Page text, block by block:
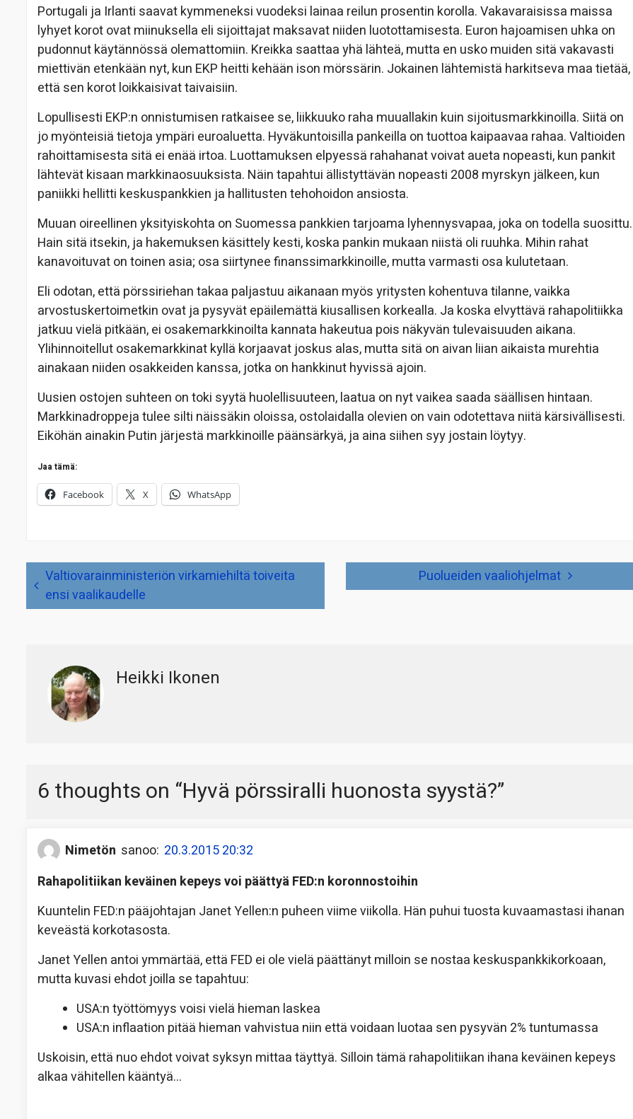
Portugali ja Irlanti saavat kymmeneksi vuodeksi lainaa reilun prosentin korolla. Vakavaraisissa maissa
lyhyet korot ovat miinuksella eli sijoittajat maksavat niiden luotottamisesta. Euron hajoamisen uhka on
pudonnut käytännössä olemattomiin. Kreikka saattaa yhä lähteä, mutta en usko muiden sitä vakavasti
miettivän etenkään nyt, kun EKP heitti kehään ison mörssärin. Jokainen lähtemistä harkitseva maa tietää,
että sen korot loikkaisivat taivaisiin.
Lopullisesti EKP:n onnistumisen ratkaisee se, liikkuuko raha muuallakin kuin sijoitusmarkkinoilla. Siitä on
jo myönteisiä tietoja ympäri euroaluetta. Hyväkuntoisilla pankeilla on tuottoa kaipaavaa rahaa. Valtioiden
rahoittamisesta sitä ei enää irtoa. Luottamuksen elpyessä rahahanat voivat aueta nopeasti, kun pankit
lähtevät kisaan markkinaosuuksista. Näin tapahtui ällistyttävän nopeasti 2008 myrskyn jälkeen, kun
paniikki hellitti keskuspankkien ja hallitusten tehohoidon ansiosta.
Muuan oireellinen yksityiskohta on Suomessa pankkien tarjoama lyhennysvapaa, joka on todella suosittu.
Hain sitä itsekin, ja hakemuksen käsittely kesti, koska pankin mukaan niistä oli ruuhka. Mihin rahat
kanavoituvat on toinen asia; osa siirtynee finanssimarkkinoille, mutta varmasti osa kulutetaan.
Eli odotan, että pörssiriehan takaa paljastuu aikanaan myös yritysten kohentuva tilanne, vaikka
arvostuskertoimetkin ovat ja pysyvät epäilemättä kiusallisen korkealla. Ja koska elvyttävä rahapolitiikka
jatkuu vielä pitkään, ei osakemarkkinoilta kannata hakeutua pois näkyvän tulevaisuuden aikana.
Ylihinnoitellut osakemarkkinat kyllä korjaavat joskus alas, mutta sitä on aivan liian aikaista murehtia
ainakaan niiden osakkeiden kanssa, jotka on hankkinut hyvissä ajoin.
Uusien ostojen suhteen on toki syytä huolellisuuteen, laatua on nyt vaikea saada säällisen hintaan.
Markkinadroppeja tulee silti näissäkin oloissa, ostolaidalla olevien on vain odotettava niitä kärsivällisesti.
Eiköhän ainakin Putin järjestä markkinoille päänsärkyä, ja aina siihen syy jostain löytyy.
Jaa tämä:
Facebook X WhatsApp
Artikkelien
selausValtiovarainministeriön virkamiehiltä toiveita
ensi vaalikaudelle
Puolueiden vaaliohjelmat
Heikki Ikonen
6 thoughts on “Hyvä pörssiralli huonosta syystä?”
Nimetön sanoo: 20.3.2015 20:32
Rahapolitiikan keväinen kepeys voi päättyä FED:n koronnostoihin
Kuuntelin FED:n pääjohtajan Janet Yellen:n puheen viime viikolla. Hän puhui tuosta kuvaamastasi ihanan
keveästä korkotasosta.
Janet Yellen antoi ymmärtää, että FED ei ole vielä päättänyt milloin se nostaa keskuspankkikorkoaan,
mutta kuvasi ehdot joilla se tapahtuu:
USA:n työttömyys voisi vielä hieman laskea
USA:n inflaation pitää hieman vahvistua niin että voidaan luotaa sen pysyvän 2% tuntumassa
Uskoisin, että nuo ehdot voivat syksyn mittaa täyttyä. Silloin tämä rahapolitiikan ihana keväinen kepeys
alkaa vähitellen kääntyä…